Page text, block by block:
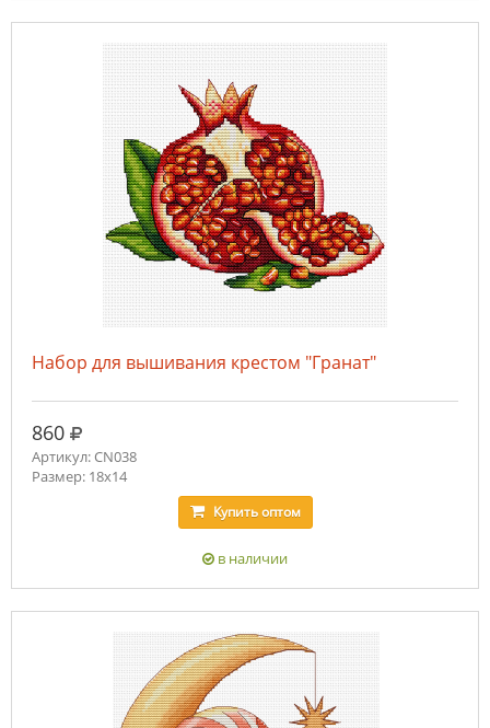
Набор для вышивания крестом "Гранат"
860 руб.
Артикул: CN038
Размер: 18х14
Купитьоптом
в наличии